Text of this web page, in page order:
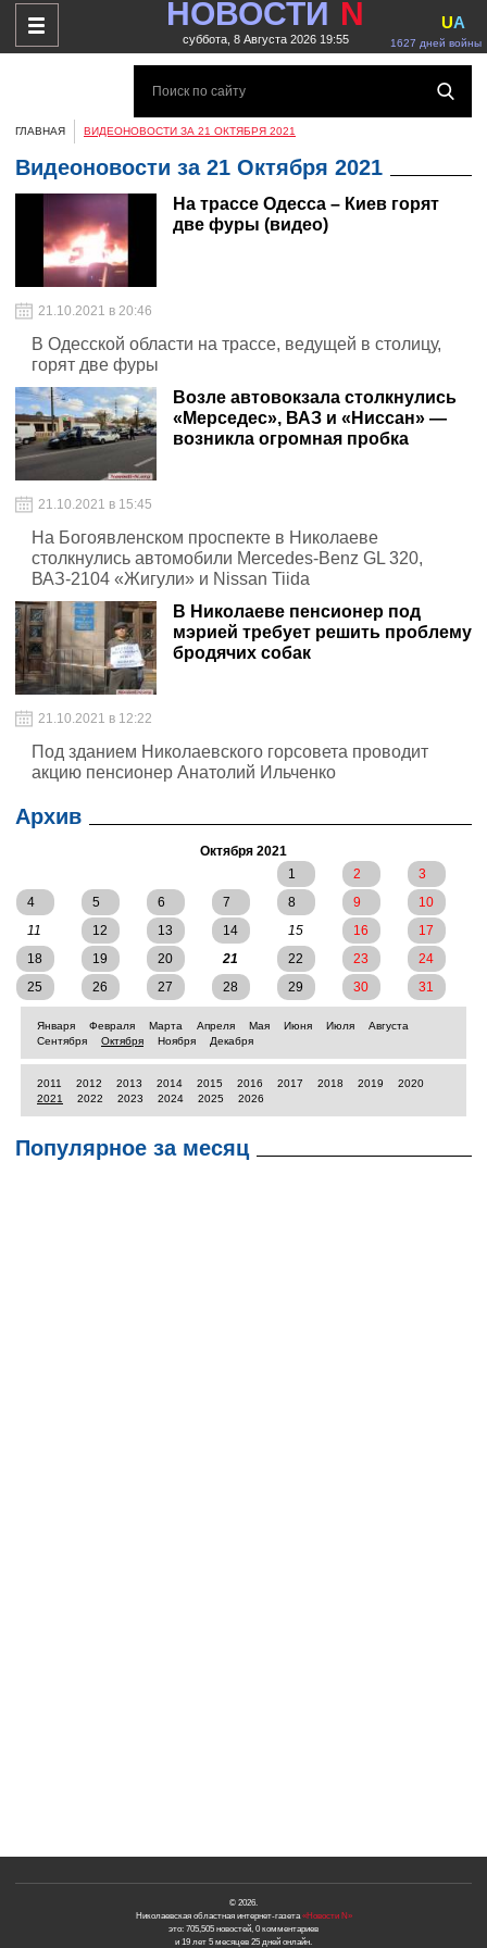
НОВОСТИ N
суббота, 8 Августа 2026 19:55 1627 дней войны
UA
ГЛАВНАЯ ВИДЕОНОВОСТИ ЗА 21 ОКТЯБРЯ 2021
Видеоновости за 21 Октября 2021
На трассе Одесса – Киев горят
две фуры (видео)
21.10.2021 в 20:46
В Одесской области на трассе, ведущей в столицу,
горят две фуры
Возле автовокзала столкнулись
«Мерседес», ВАЗ и «Ниссан» —
возникла огромная пробка
21.10.2021 в 15:45
На Богоявленском проспекте в Николаеве
столкнулись автомобили Mercedes-Benz GL 320,
ВАЗ-2104 «Жигули» и Nissan Tiida
В Николаеве пенсионер под
мэрией требует решить проблему
бродячих собак
21.10.2021 в 12:22
Под зданием Николаевского горсовета проводит
акцию пенсионер Анатолий Ильченко
Архив
Октября 2021
1
2
3
4
5 6 7 8 9
10
11
12 13 14 15 16
17
18
19 20 21 22 23
24
25
26 27 28 29 30 31
Января Февраля Марта Апреля Мая Июня Июля
Августа
Сентября
Октября Ноября Декабря
2011 2012 2013 2014 2015 2016 2017 2018 2019
2020
2021
2022 2023 2024 2025 2026
Популярное за месяц
© 2026.
Николаевская областная интернет-газета«Новости N»
это: 705,505 новостей, 0 комментариев
и 19 лет 5 месяцев 25 дней онлайн.